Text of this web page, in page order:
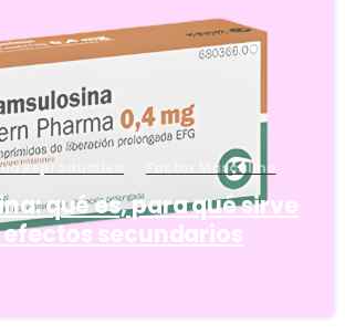
Reproductiva Factor Masculino
qué es, para qué sirve
secundarios